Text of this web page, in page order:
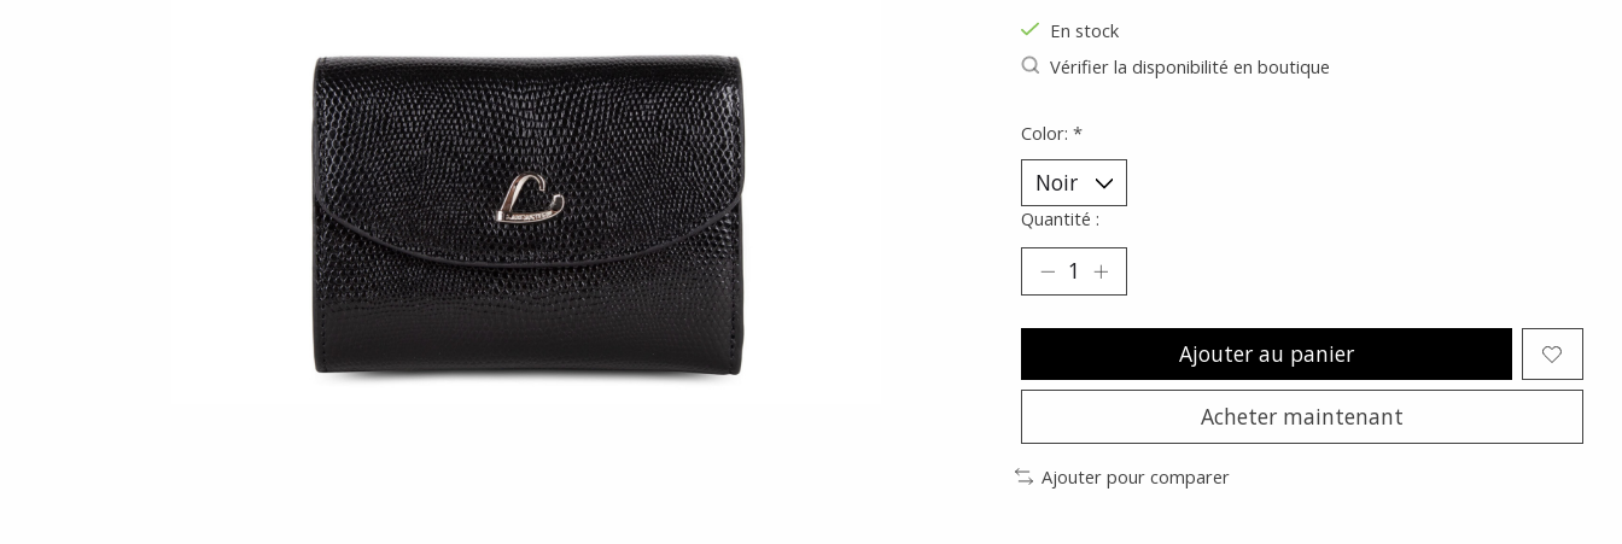
En stock
Vérifier la disponibilité en boutique
Color: *
Quantité :
Ajouter au panier
Acheter maintenant
Ajouter pour comparer